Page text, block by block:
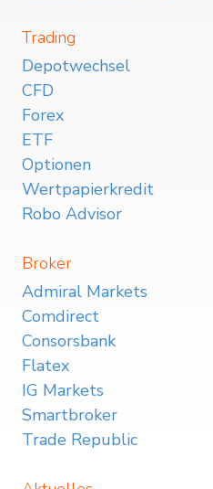
Trading
Depotwechsel
CFD
Forex
ETF
Optionen
Wertpapierkredit
Robo Advisor
Broker
Admiral Markets
Comdirect
Consorsbank
Flatex
IG Markets
Smartbroker
Trade Republic